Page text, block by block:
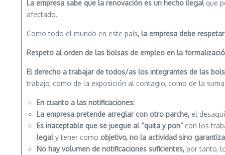
La empresa sabe que la renovación es un hecho ilegalque
afectado.
Como todo el mundo en este país, la empresa debe
Respeto al orden de las bolsas de empleo en la
El derecho a trabajar de todos/as los integrantes de las
trabajo, como de la exposición al contagio, como de la
En cuanto a las notificaciones:
La empresa pretende arreglar con otro parche, el
Es inaceptable que se juegue al “quita y pon” con los
legaly tener como objetivo, no la actividad sino
No hay volumen de notificaciones suficientes, por tanto,